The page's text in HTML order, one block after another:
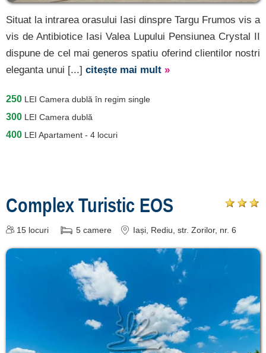
Situat la intrarea orasului Iasi dinspre Targu Frumos vis a
vis de Antibiotice Iasi Valea Lupului Pensiunea Crystal II
dispune de cel mai generos spatiu oferind clientilor nostri
eleganta unui [...] citește mai mult »
250 LEI Camera dublă în regim single
300 LEI Camera dublă
400 LEI Apartament - 4 locuri
Complex Turistic EOS
15 locuri 5 camere Iași , Rediu, str. Zorilor, nr. 6